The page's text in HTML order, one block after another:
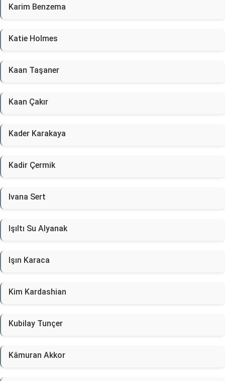
Karim Benzema
Katie Holmes
Kaan Taşaner
Kaan Çakır
Kader Karakaya
Kadir Çermik
Ivana Sert
Işıltı Su Alyanak
Işın Karaca
Kim Kardashian
Kubilay Tunçer
Kâmuran Akkor